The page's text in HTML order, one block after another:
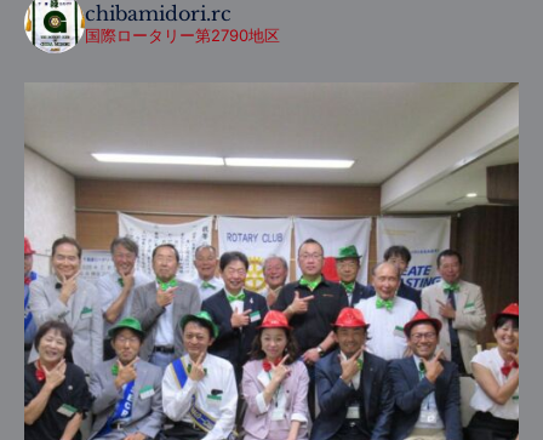
chibamidori.rc
国際ロータリー第2790地区